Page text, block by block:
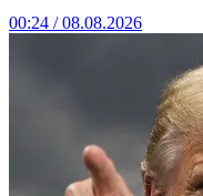
00:24 / 08.08.2026